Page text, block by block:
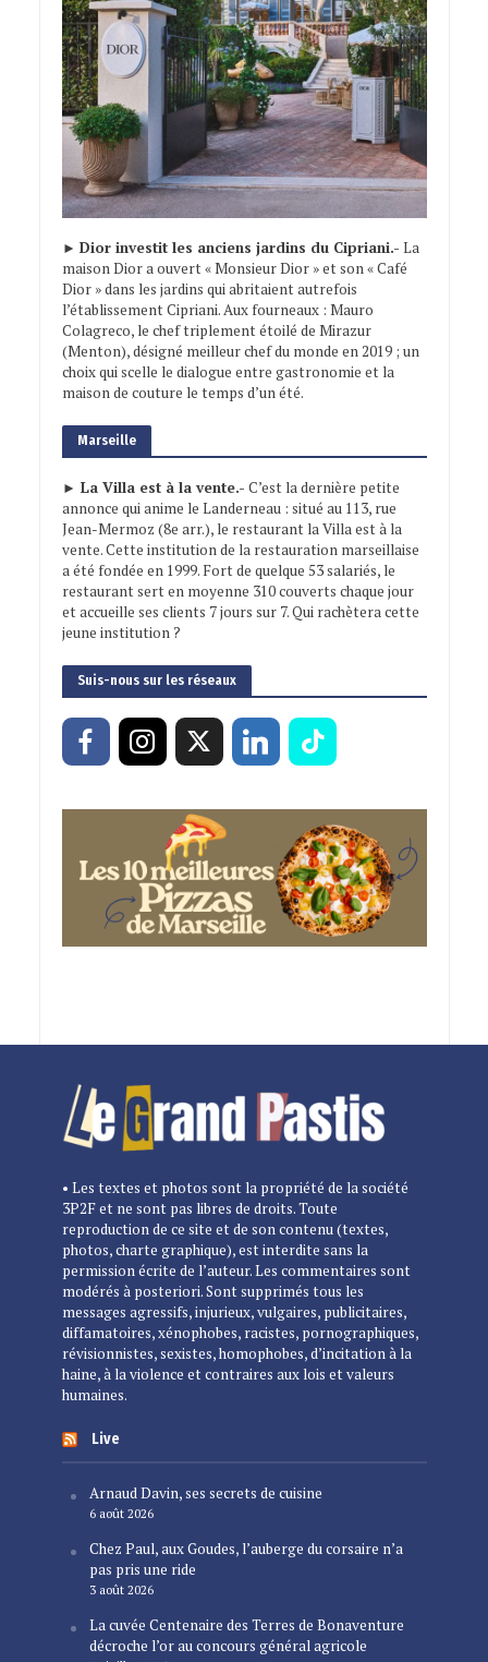
► Dior investit les anciens jardins du Cipriani.- La
maison Dior a ouvert « Monsieur Dior » et son « Café
Dior » dans les jardins qui abritaient autrefois
l’établissement Cipriani. Aux fourneaux : Mauro
Colagreco, le chef triplement étoilé de Mirazur
(Menton), désigné meilleur chef du monde en 2019 ; un
choix qui scelle le dialogue entre gastronomie et la
maison de couture le temps d’un été.
Marseille
► La Villa est à la vente.- C’est la dernière petite
annonce qui anime le Landerneau : situé au 113, rue
Jean-Mermoz (8e arr.), le restaurant la Villa est à la
vente. Cette institution de la restauration marseillaise
a été fondée en 1999. Fort de quelque 53 salariés, le
restaurant sert en moyenne 310 couverts chaque jour
et accueille ses clients 7 jours sur 7. Qui rachètera cette
jeune institution ?
Suis-nous sur les réseaux
• Les textes et photos sont la propriété de la société
3P2F et ne sont pas libres de droits. Toute
reproduction de ce site et de son contenu (textes,
photos, charte graphique), est interdite sans la
permission écrite de l’auteur. Les commentaires sont
modérés à posteriori. Sont supprimés tous les
messages agressifs, injurieux, vulgaires, publicitaires,
diffamatoires, xénophobes, racistes, pornographiques,
révisionnistes, sexistes, homophobes, d’incitation à la
haine, à la violence et contraires aux lois et valeurs
humaines.
Live
Arnaud Davin, ses secrets de cuisine
6 août 2026
Chez Paul, aux Goudes, l’auberge du corsaire n’a
pas pris une ride
3 août 2026
La cuvée Centenaire des Terres de Bonaventure
décroche l’or au concours général agricole